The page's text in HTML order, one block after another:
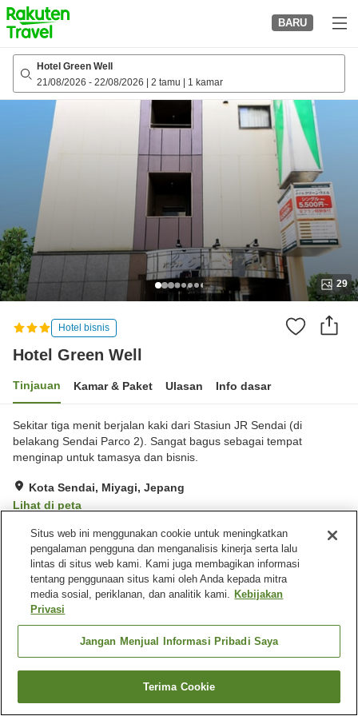
to
top
page
BARU
Hotel Green Well
21/08/2026 - 22/08/2026 2 tamu 1 kamar
29
Hotel bisnis
Hotel Green Well
Tinjauan Kamar & Paket Ulasan Info dasar
Sekitar tiga menit berjalan kaki dari Stasiun JR Sendai (di
belakang Sendai Parco 2). Sangat bagus sebagai tempat
menginap untuk tamasya dan bisnis.
Kota Sendai, Miyagi, Jepang
Lihat di peta
Ulasan:468
Fasilitas properti
Tempat parkir
Spa / Salon kecantikan
Mesin penjual otomatis
Beranda Jepang Miyagi Kota Sendai Hotel Green Well
Cari kamar
Situs web ini menggunakan cookie untuk meningkatkan
pengalaman pengguna dan menganalisis kinerja serta lalu
lintas di situs web kami. Kami juga membagikan informasi
tentang penggunaan situs kami oleh Anda kepada mitra
media sosial, periklanan, dan analitik kami. Kebijakan
Privasi
Jangan Menjual Informasi Pribadi Saya
Terima Cookie